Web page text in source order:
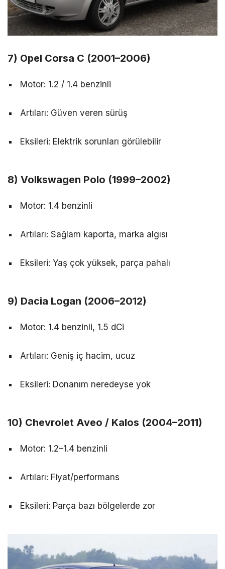
7) Opel Corsa C (2001–2006)
Motor: 1.2 / 1.4 benzinli
Artıları: Güven veren sürüş
Eksileri: Elektrik sorunları görülebilir
8) Volkswagen Polo (1999–2002)
Motor: 1.4 benzinli
Artıları: Sağlam kaporta, marka algısı
Eksileri: Yaş çok yüksek, parça pahalı
9) Dacia Logan (2006–2012)
Motor: 1.4 benzinli, 1.5 dCi
Artıları: Geniş iç hacim, ucuz
Eksileri: Donanım neredeyse yok
10) Chevrolet Aveo / Kalos (2004–2011)
Motor: 1.2–1.4 benzinli
Artıları: Fiyat/performans
Eksileri: Parça bazı bölgelerde zor